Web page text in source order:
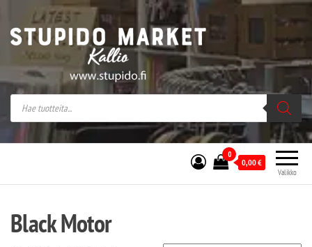
Stupido Market – verkossa ja kivijalassa
Stupido Market on vaihtoehtomusaan
erikoistunut verkko- sekä
kivijalkakauppa Helsingissä Kallion
sydämessä.
Valikko
0
0,00€
Black Motor